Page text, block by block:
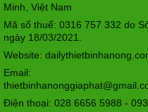
Minh, Việt Nam
Mã số thuế: 0316 757 332 do
ngày 18/03/2021.
Website:
Email:
Điện thoại: 028 6656 5988 -